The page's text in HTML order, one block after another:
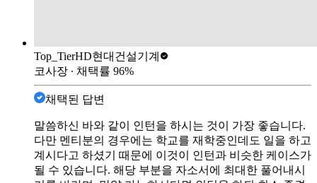
Top_TierHD현대건설기계
코사장 ∙ 채택률 96%
채택된 답변
말씀하신 바와 같이 인턴을 하시는 것이 가장 좋습니다.
다만 멘티분의 경우에는 학교를 재학중인데도 일을 하고
계시다고 하셨기 때문에 이것이 인턴과 비슷한 케이스가
될 수 있습니다. 해당 부분을 자소서에 최대한 풀어내시